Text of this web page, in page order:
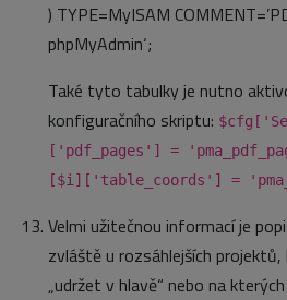
) TYPE=MyISAM
phpMyAdmin‘;
Také tyto tabulky je nutno
konfiguračního skriptu:
['pdf_pages'] =
[$i]['table_coords'] =
Velmi užitečnou informací je
zvláště u rozsáhlejších
„udržet v hlavě“ nebo na